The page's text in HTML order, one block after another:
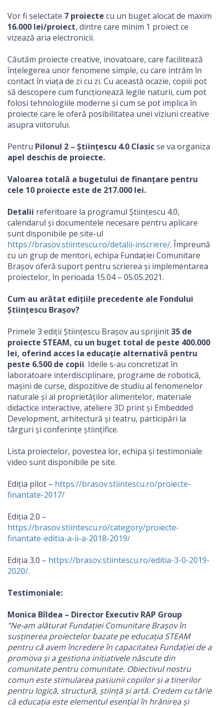
Vor fi selectate 7 proiecte cu un buget alocat de maxim
16.000 lei/proiect, dintre care minim 1 proiect ce
vizează aria electronicii.
Căutăm proiecte creative, inovatoare, care facilitează
înțelegerea unor fenomene simple, cu care intrăm în
contact în viața de zi cu zi. Cu această ocazie, copiii pot
să descopere cum funcționează legile naturii, cum pot
folosi tehnologiile moderne și cum se pot implica în
proiecte care le oferă posibilitatea unei viziuni creative
asupra viitorului.
Pentru Pilonul 2 – Științescu 4.0 Clasicse va organiza
apel deschis de proiecte.
Valoarea totală a bugetului de finanțare pentru
cele 10 proiecte este de 217.000 lei.
Detalii referitoare la programul Științescu 4.0,
calendarul și documentele necesare pentru aplicare
sunt disponibile pe site-ul
https://brasov.stiintescu.ro/detalii-inscriere/. Împreună
cu un grup de mentori, echipa Fundației Comunitare
Brașov oferă suport pentru scrierea și implementarea
proiectelor, în perioada 15.04 – 05.05.2021.
Cum au arătat edițiile precedente ale Fondului
Științescu Brașov?
Primele 3 ediții Științescu Brașov au sprijinit35 de
proiecte STEAM, cu un buget total de peste 400.000
lei, oferind acces la educație alternativă pentru
peste 6.500 de copii. Ideile s-au concretizat în
laboratoare interdisciplinare, programe de robotică,
mașini de curse, dispozitive de studiu al fenomenelor
naturale și al proprietăților alimentelor, materiale
didactice interactive, ateliere 3D print și Embedded
Development, arhitectură și teatru, participări la
târguri și conferințe științifice.
Lista proiectelor, povestea lor, echipa și testimoniale
video sunt disponibile pe site.
Ediția pilot – https://brasov.stiintescu.ro/proiecte-
finantate-2017/
Ediția 2.0 –
https://brasov.stiintescu.ro/category/proiecte-
finantate-editia-a-ii-a-2018-2019/
Ediția 3.0 – https://brasov.stiintescu.ro/editia-3-0-2019-
2020/.
Testimoniale:
Monica Bîldea – Director Executiv RAP Group
”Ne-am alăturat Fundației Comunitare Brașov în
susținerea proiectelor bazate pe educația STEAM
pentru că avem încredere în capacitatea Fundației de a
promova și a gestiona inițiativele născute din
comunitate pentru comunitate. Obiectivul nostru
comun este stimularea pasiunii copiilor și a tinerilor
pentru logică, structură, știință și artă. Credem cu tărie
că educația este elementul esențial în hrănirea și